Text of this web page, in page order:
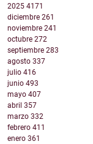
2025 4171
diciembre 261
noviembre 241
octubre 272
septiembre 283
agosto 337
julio 416
junio 493
mayo 407
abril 357
marzo 332
febrero 411
enero 361